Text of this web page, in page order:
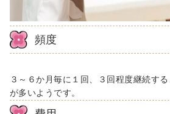
頻度
３～６か月毎に１回、３回程度継続す
が多いようです。